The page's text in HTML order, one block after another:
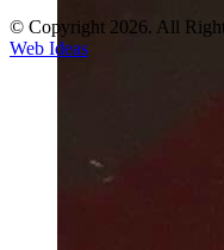
© Copyright 2026. All
Web Ideas